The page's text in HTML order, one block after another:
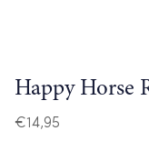
Happy Horse
€14,95